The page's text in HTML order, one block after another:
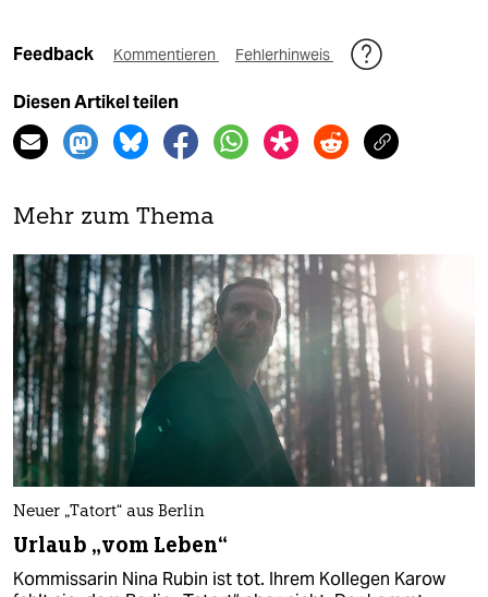
Feedback Kommentieren Fehlerhinweis
Diesen Artikel teilen
Mehr zum Thema
Neuer „Tatort“ aus Berlin
Urlaub „vom Leben“
Kommissarin Nina Rubin ist tot. Ihrem Kollegen Karow